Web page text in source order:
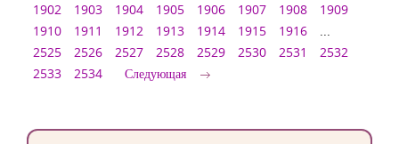
1902 1903 1904 1905 1906 1907 1908
1909
1910
1911 1912 1913 1914 1915 1916
...
2525
2526 2527 2528 2529 2530 2531
2532
2533
2534 Следующая